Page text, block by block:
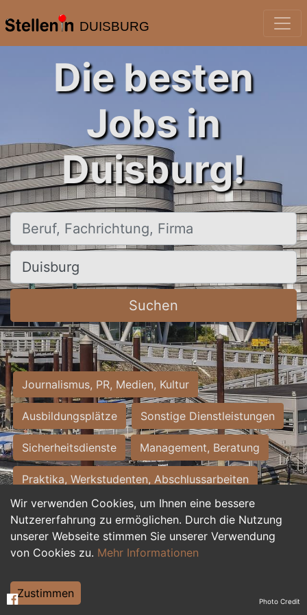
DUISBURG
Wir verwenden Cookies, um Ihnen eine bessere
Nutzererfahrung zu ermöglichen. Durch die Nutzung
unserer Webseite stimmen Sie unserer Verwendung
von Cookies zu. Mehr Informationen
Zustimmen
Die besten
Jobs in
Duisburg!
Beruf, Fachrichtung, Firma
Ort, Stadt
Suchen
Journalismus, PR, Medien, Kultur
Ausbildungsplätze Sonstige Dienstleistungen
Sicherheitsdienste Management, Beratung
Praktika, Werkstudenten, Abschlussarbeiten
Personalwesen Assistenz, Sekretariat
Hilfskräfte, Aushilfs- und Nebenjobs
Weiterbildung, Studium, duale Ausbildung Photo Credit